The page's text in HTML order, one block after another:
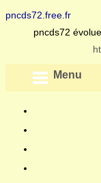
pncds72.free.fr
pncds72
Menu